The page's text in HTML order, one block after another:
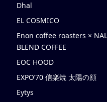
Dhal
EL COSMICO
Enon coffee roasters ×
BLEND COFFEE
EOC HOOD
EXPO’70 信楽焼 太陽の顔
Eytys